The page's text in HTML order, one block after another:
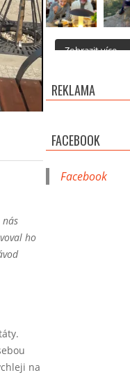
nás
ho
na
Zobrazit více...
REKLAMA
FACEBOOK
Facebook